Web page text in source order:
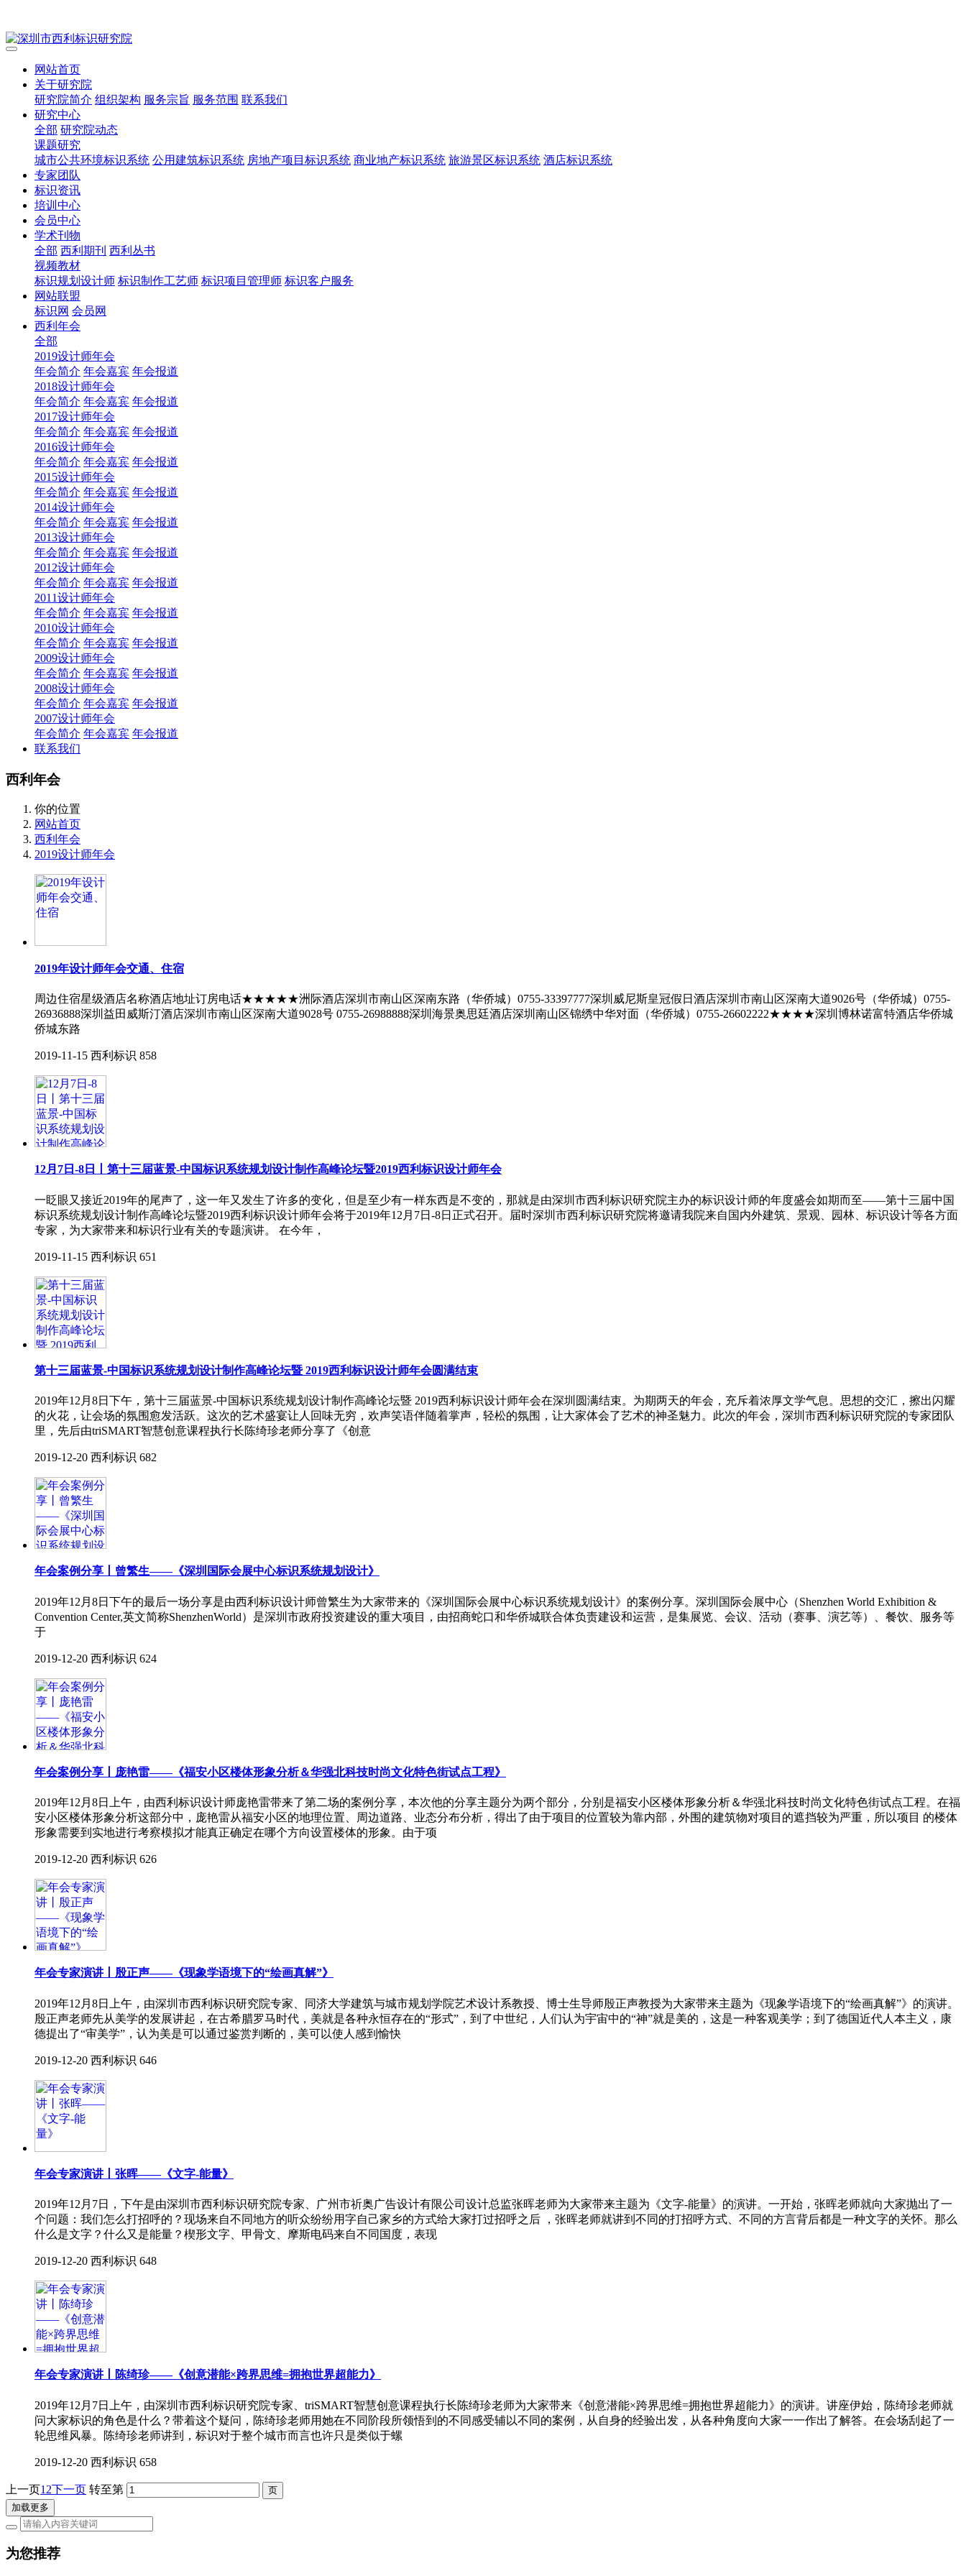
网站首页
关于研究院
研究院简介 组织架构 服务宗旨 服务范围 联系我们
研究中心
全部 研究院动态
课题研究
城市公共环境标识系统 公用建筑标识系统 房地产项目标识系统 商业地产标识系统 旅游景区标识系统 酒店标识系统
专家团队
标识资讯
培训中心
会员中心
学术刊物
全部 西利期刊 西利丛书
视频教材
标识规划设计师 标识制作工艺师 标识项目管理师 标识客户服务
网站联盟
标识网 会员网
西利年会
全部
2019设计师年会
年会简介 年会嘉宾 年会报道
2018设计师年会
年会简介 年会嘉宾 年会报道
2017设计师年会
年会简介 年会嘉宾 年会报道
2016设计师年会
年会简介 年会嘉宾 年会报道
2015设计师年会
年会简介 年会嘉宾 年会报道
2014设计师年会
年会简介 年会嘉宾 年会报道
2013设计师年会
年会简介 年会嘉宾 年会报道
2012设计师年会
年会简介 年会嘉宾 年会报道
2011设计师年会
年会简介 年会嘉宾 年会报道
2010设计师年会
年会简介 年会嘉宾 年会报道
2009设计师年会
年会简介 年会嘉宾 年会报道
2008设计师年会
年会简介 年会嘉宾 年会报道
2007设计师年会
年会简介 年会嘉宾 年会报道
联系我们
西利年会
你的位置
网站首页
西利年会
2019设计师年会
2019年设计师年会交通、住宿
周边住宿星级酒店名称酒店地址订房电话★★★★★洲际酒店深圳市南山区深南东路（华侨城）0755-33397777深圳威尼斯皇冠假日酒店深圳市南山区深南大道9026号（华侨城）0755-
26936888深圳益田威斯汀酒店深圳市南山区深南大道9028号 0755-26988888深圳海景奥思廷酒店深圳南山区锦绣中华对面（华侨城）0755-26602222★★★★深圳博林诺富特酒店华侨城
侨城东路
2019-11-15 西利标识 858
12月7日-8日丨第十三届蓝景-中国标识系统规划设计制作高峰论坛暨2019西利标识设计师年会
一眨眼又接近2019年的尾声了，这一年又发生了许多的变化，但是至少有一样东西是不变的，那就是由深圳市西利标识研究院主办的标识设计师的年度盛会如期而至——第十三届中国
标识系统规划设计制作高峰论坛暨2019西利标识设计师年会将于2019年12月7日-8日正式召开。届时深圳市西利标识研究院将邀请我院来自国内外建筑、景观、园林、标识设计等各方面
专家，为大家带来和标识行业有关的专题演讲。 在今年，
2019-11-15 西利标识 651
第十三届蓝景-中国标识系统规划设计制作高峰论坛暨 2019西利标识设计师年会圆满结束
2019年12月8日下午，第十三届蓝景-中国标识系统规划设计制作高峰论坛暨 2019西利标识设计师年会在深圳圆满结束。为期两天的年会，充斥着浓厚文学气息。思想的交汇，擦出闪耀
的火花，让会场的氛围愈发活跃。这次的艺术盛宴让人回味无穷，欢声笑语伴随着掌声，轻松的氛围，让大家体会了艺术的神圣魅力。此次的年会，深圳市西利标识研究院的专家团队
里，先后由triSMART智慧创意课程执行长陈绮珍老师分享了《创意
2019-12-20 西利标识 682
年会案例分享丨曾繁生——《深圳国际会展中心标识系统规划设计》
2019年12月8日下午的最后一场分享是由西利标识设计师曾繁生为大家带来的《深圳国际会展中心标识系统规划设计》的案例分享。深圳国际会展中心（Shenzhen World Exhibition &
Convention Center,英文简称ShenzhenWorld）是深圳市政府投资建设的重大项目，由招商蛇口和华侨城联合体负责建设和运营，是集展览、会议、活动（赛事、演艺等）、餐饮、服务等
于
2019-12-20 西利标识 624
年会案例分享丨庞艳雷——《福安小区楼体形象分析＆华强北科技时尚文化特色街试点工程》
2019年12月8日上午，由西利标识设计师庞艳雷带来了第二场的案例分享，本次他的分享主题分为两个部分，分别是福安小区楼体形象分析＆华强北科技时尚文化特色街试点工程。在福
安小区楼体形象分析这部分中，庞艳雷从福安小区的地理位置、周边道路、业态分布分析，得出了由于项目的位置较为靠内部，外围的建筑物对项目的遮挡较为严重，所以项目 的楼体
形象需要到实地进行考察模拟才能真正确定在哪个方向设置楼体的形象。由于项
2019-12-20 西利标识 626
年会专家演讲丨殷正声——《现象学语境下的“绘画真解”》
2019年12月8日上午，由深圳市西利标识研究院专家、同济大学建筑与城市规划学院艺术设计系教授、博士生导师殷正声教授为大家带来主题为《现象学语境下的“绘画真解”》的演讲。
殷正声老师先从美学的发展讲起，在古希腊罗马时代，美就是各种永恒存在的“形式”，到了中世纪，人们认为宇宙中的“神”就是美的，这是一种客观美学；到了德国近代人本主义，康
德提出了“审美学”，认为美是可以通过鉴赏判断的，美可以使人感到愉快
2019-12-20 西利标识 646
年会专家演讲丨张晖——《文字-能量》
2019年12月7日，下午是由深圳市西利标识研究院专家、广州市祈奥广告设计有限公司设计总监张晖老师为大家带来主题为《文字-能量》的演讲。一开始，张晖老师就向大家抛出了一
个问题：我们怎么打招呼的？现场来自不同地方的听众纷纷用字自己家乡的方式给大家打过招呼之后 ，张晖老师就讲到不同的打招呼方式、不同的方言背后都是一种文字的关怀。那么
什么是文字？什么又是能量？楔形文字、甲骨文、摩斯电码来自不同国度，表现
2019-12-20 西利标识 648
年会专家演讲丨陈绮珍——《创意潜能×跨界思维=拥抱世界超能力》
2019年12月7日上午，由深圳市西利标识研究院专家、triSMART智慧创意课程执行长陈绮珍老师为大家带来《创意潜能×跨界思维=拥抱世界超能力》的演讲。讲座伊始，陈绮珍老师就
问大家标识的角色是什么？带着这个疑问，陈绮珍老师用她在不同阶段所领悟到的不同感受辅以不同的案例，从自身的经验出发，从各种角度向大家一一作出了解答。在会场刮起了一
轮思维风暴。陈绮珍老师讲到，标识对于整个城市而言也许只是类似于螺
2019-12-20 西利标识 658
上一页1 2下一页 转至第
加载更多
为您推荐